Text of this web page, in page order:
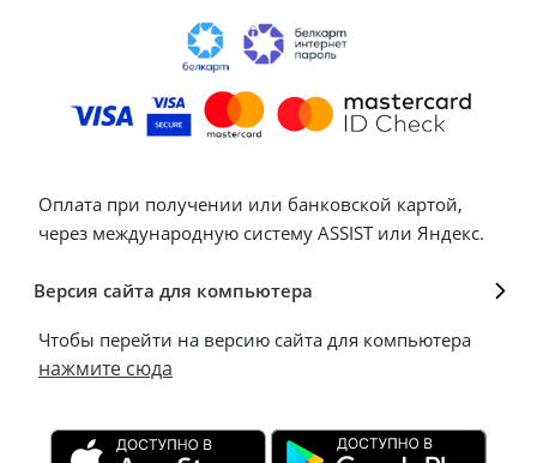
Оплата при получении или банковской картой,
через международную систему ASSIST или Яндекс.
Версия сайта для компьютера
Чтобы перейти на версию сайта для компьютера
нажмите сюда